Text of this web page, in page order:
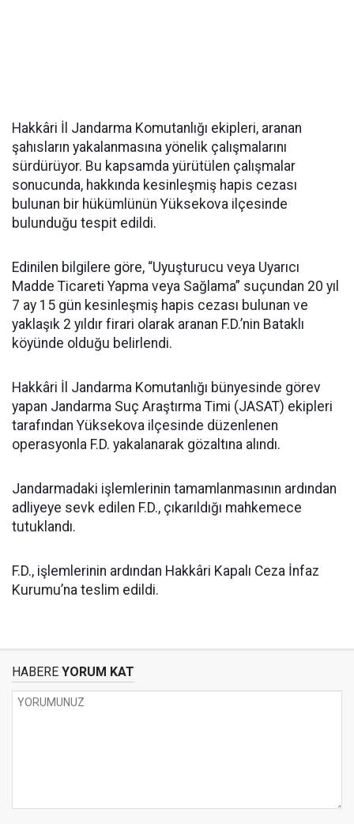
Hakkâri İl Jandarma Komutanlığı ekipleri, aranan
şahısların yakalanmasına yönelik çalışmalarını
sürdürüyor. Bu kapsamda yürütülen çalışmalar
sonucunda, hakkında kesinleşmiş hapis cezası
bulunan bir hükümlünün Yüksekova ilçesinde
bulunduğu tespit edildi.
Edinilen bilgilere göre, “Uyuşturucu veya Uyarıcı
Madde Ticareti Yapma veya Sağlama” suçundan 20 yıl
7 ay 15 gün kesinleşmiş hapis cezası bulunan ve
yaklaşık 2 yıldır firari olarak aranan F.D.’nin Bataklı
köyünde olduğu belirlendi.
Hakkâri İl Jandarma Komutanlığı bünyesinde görev
yapan Jandarma Suç Araştırma Timi (JASAT) ekipleri
tarafından Yüksekova ilçesinde düzenlenen
operasyonla F.D. yakalanarak gözaltına alındı.
Jandarmadaki işlemlerinin tamamlanmasının ardından
adliyeye sevk edilen F.D., çıkarıldığı mahkemece
tutuklandı.
F.D., işlemlerinin ardından Hakkâri Kapalı Ceza İnfaz
Kurumu’na teslim edildi.
HABERE YORUM KAT